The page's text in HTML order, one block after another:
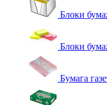
Блоки
Блоки
Бумага